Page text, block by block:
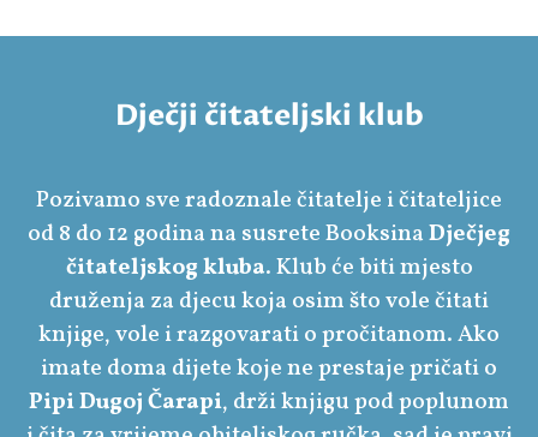
Dječji čitateljski klub
Pozivamo sve radoznale čitatelje i čitateljice
od 8 do 12 godina na susrete BooksinaDječjeg
čitateljskog kluba. Klub će biti mjesto
druženja za djecu koja osim što vole čitati
knjige, vole i razgovarati o pročitanom. Ako
imate doma dijete koje ne prestaje pričati o
Pipi Dugoj Čarapi, drži knjigu pod poplunom